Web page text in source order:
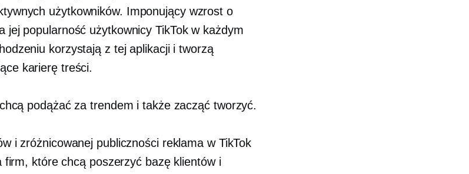
użytkowników. Imponujący wzrost o
jej popularność użytkownicy TikTok w każdym
korzystają z tej aplikacji i tworzą
karierętreści.
podążać za trendem i także zacząć tworzyć.
i zróżnicowanej publiczności reklama w TikTok
firm, które chcą poszerzyć bazę klientów i